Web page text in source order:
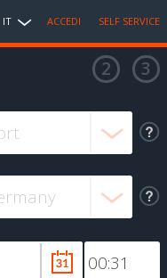
IT ACCEDI SELF SERVICE